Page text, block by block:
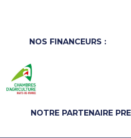
NOS FINANCEURS :
NOTRE PARTENAIRE